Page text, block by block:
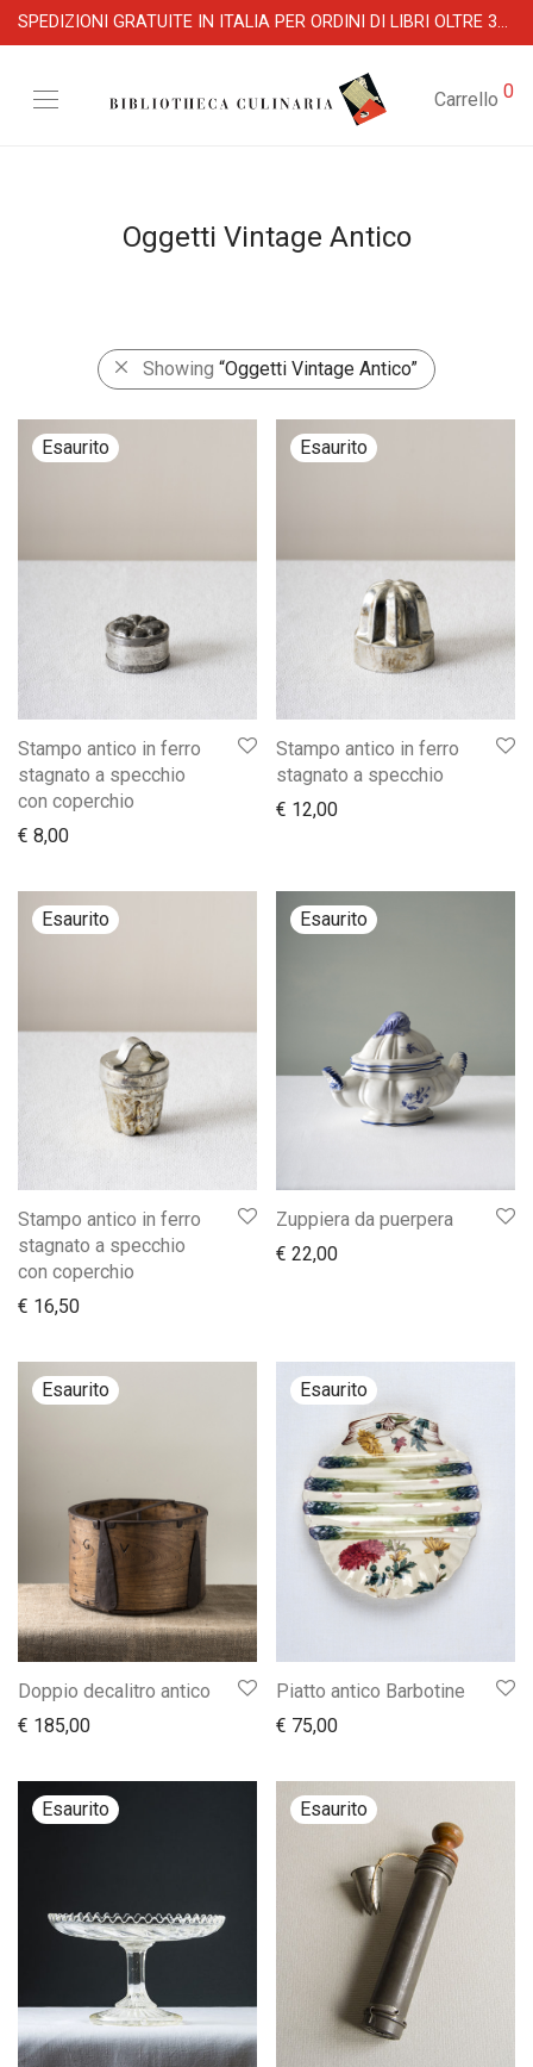
SPEDIZIONI GRATUITE IN ITALIA PER ORDINI DI LIBRI OLTRE 39 €
Carrello 0
Oggetti Vintage Antico
Showing “Oggetti Vintage Antico”
Stampo antico in ferro
stagnato a specchio
con coperchio
€ 8,00
Stampo antico in ferro
stagnato a specchio
€ 12,00
Stampo antico in ferro
stagnato a specchio
con coperchio
€ 16,50
Zuppiera da puerpera
€ 22,00
Doppio decalitro antico
€ 185,00
Piatto antico Barbotine
€ 75,00